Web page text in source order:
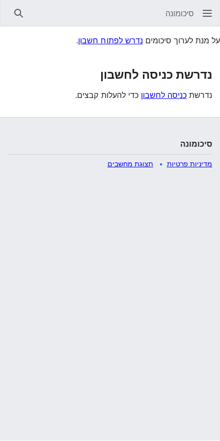
סיכומונה
על מנת לערוך סיכומים נדרש לפתוח חשבון.
נדרשת כניסה לחשבון
נדרשתכניסה לחשבון כדי להעלות קבצים.
סיכומונה
מדיניות פרטיות תצוגת מחשבים